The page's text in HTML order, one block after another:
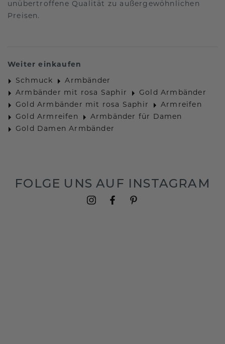
unübertroffene Qualität zu außergewöhnlichen
Preisen.
Weiter einkaufen
Schmuck
Armbänder
Armbänder mit rosa Saphir
Gold Armbänder
Gold Armbänder mit rosa Saphir
Armreifen
Gold Armreifen
Armbänder für Damen
Gold Damen Armbänder
FOLGE UNS AUF INSTAGRAM